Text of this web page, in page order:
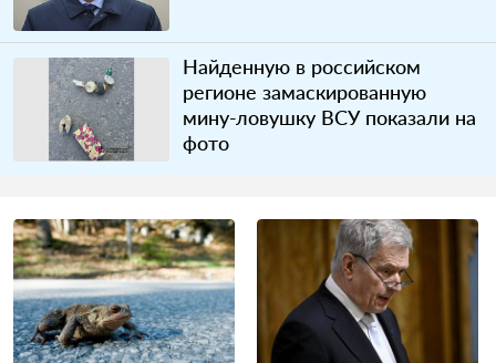
Найденную в российском
регионе замаскированную
мину-ловушку ВСУ показали на
фото